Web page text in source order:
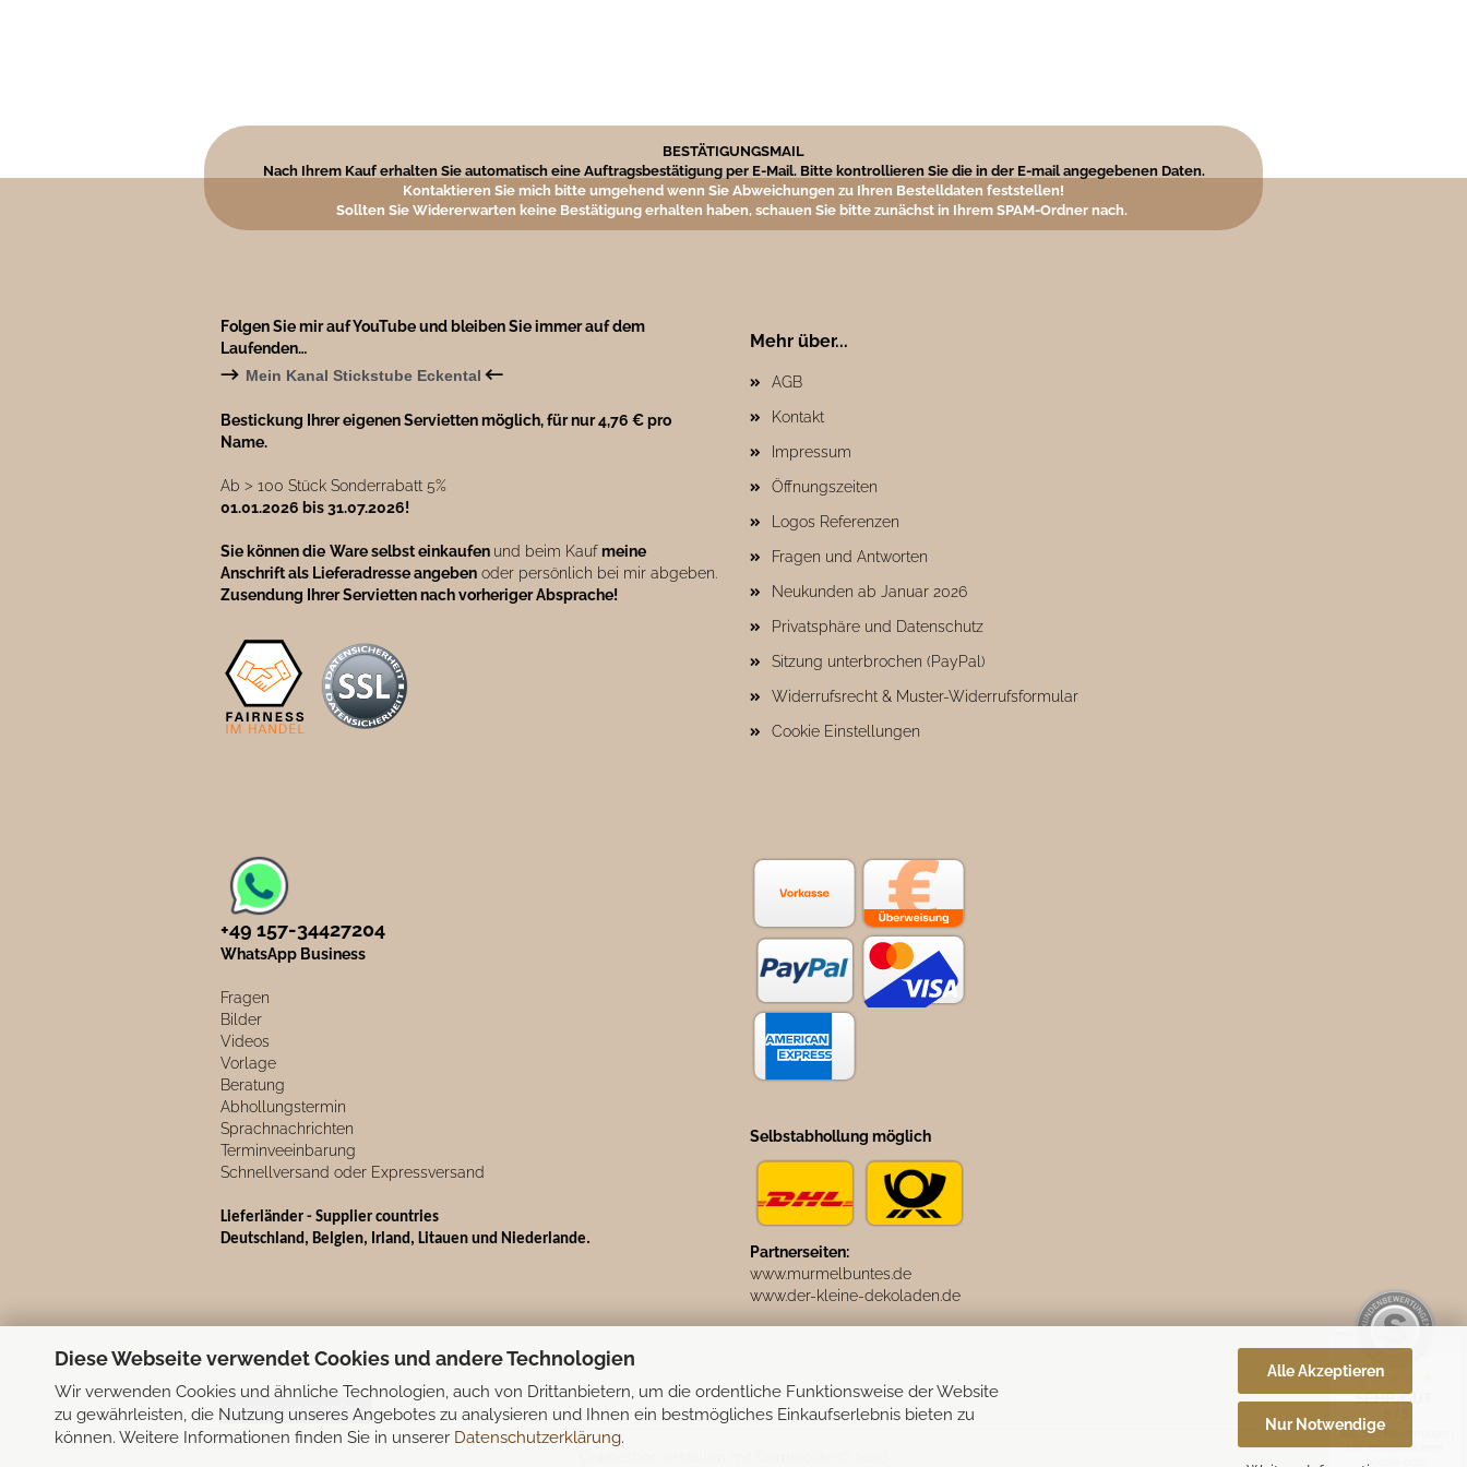
Diese Webseite verwendet Cookies und andere Technologien
Wir verwenden Cookies und ähnliche Technologien, auch von Drittanbietern, um die ordentliche Funktionsweise der Website
zu gewährleisten, die Nutzung unseres Angebotes zu analysieren und Ihnen ein bestmögliches Einkaufserlebnis bieten zu
können. Weitere Informationen finden Sie in unserer Datenschutzerklärung.
Alle Akzeptieren
Nur Notwendige
BESTÄTIGUNGSMAIL
Nach Ihrem Kauf erhalten Sie automatisch eine Auftragsbestätigung per E-Mail. Bitte kontrollieren Sie die in der E-mail angegebenen Daten.
Kontaktieren Sie mich bitte umgehend wenn Sie Abweichungen zu Ihren Bestelldaten feststellen!
Sollten Sie Widererwarten keine Bestätigung erhalten haben, schauen Sie bitte zunächst in Ihrem SPAM-Ordner nach.
Folgen Sie mir auf YouTube und bleiben Sie immer auf dem
Laufenden…
→ Mein Kanal Stickstube Eckental ←
Bestickung Ihrer eigenen Servietten möglich, für nur 4,76 € pro
Name.
Ab ˃ 100 Stück Sonderrabatt 5%
01.01.2026 bis 31.07.2026!
Sie können die Ware selbst einkaufen und beim Kaufmeine
Anschrift als Lieferadresse angeben oder persönlich bei mir abgeben.
Zusendung Ihrer Servietten nach vorheriger Absprache!
Mehr über...
AGB
Kontakt
Impressum
Öffnungszeiten
Logos Referenzen
Fragen und Antworten
Neukunden ab Januar 2026
Privatsphäre und Datenschutz
Sitzung unterbrochen (PayPal)
Widerrufsrecht & Muster-Widerrufsformular
Cookie Einstellungen
+49 157-34427204​
WhatsApp Business
Fragen
Bilder
Videos
Vorlage
Beratung
Abhollungstermin
Sprachnachrichten
Terminveeinbarung
Schnellversand oder Expressversand
Lieferländer - Supplier countries
Deutschland, Belgien, Irland, Litauen und Niederlande.
Selbstabhollung möglich
Partnerseiten:
www.murmelbuntes.de
www.der-kleine-dekoladen.de
Vertrag widerrufen
SEHR GUT
aus 331 Bewertungen
bei: dawanda.com,
google.com